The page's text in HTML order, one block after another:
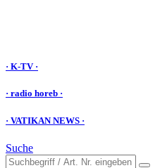
· K-TV ·
· radio horeb ·
· VATIKAN NEWS ·
Suche